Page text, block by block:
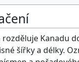
Kanadu
šířky a délky.